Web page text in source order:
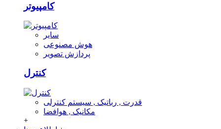
کامپیوتر
سایر
هوش مصنوعی
پردازش تصویر
کنترل
قدرت , رباتیک , سیستم کنترلی
مکانیک , هوافضا
+